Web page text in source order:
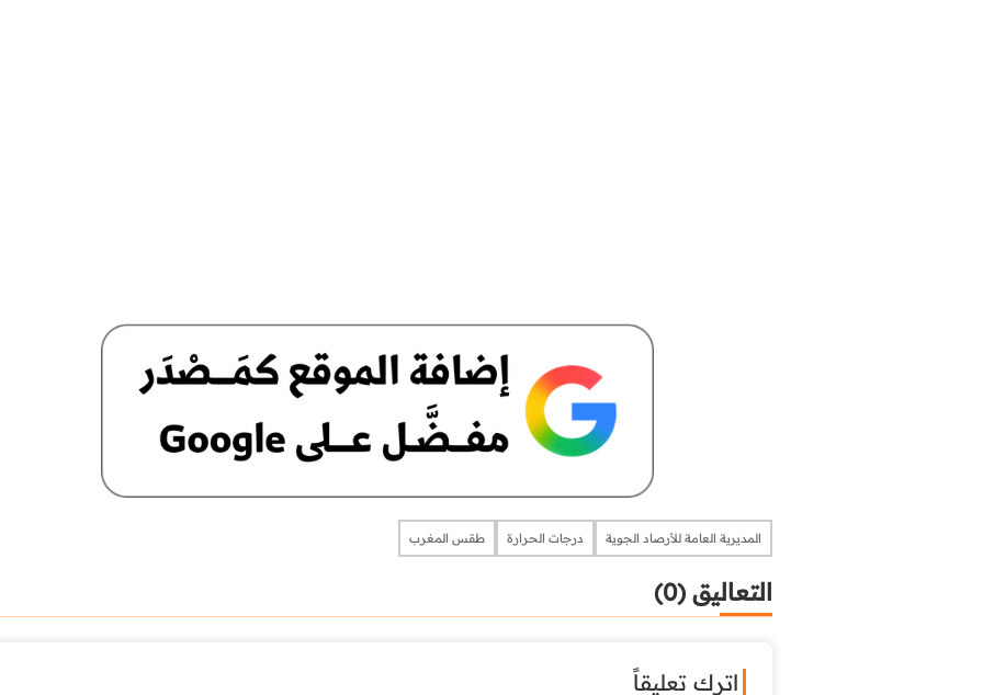
المديرية العامة للأرصاد الجوية درجات الحرارة طقس المغرب
التعاليق (0)
اترك تعليقاً